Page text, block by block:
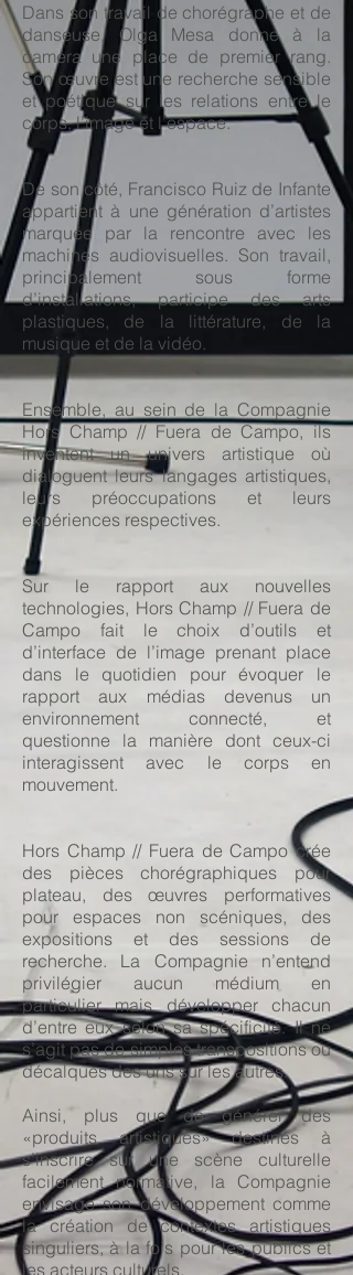
Dans son travail de chorégraphe et de
danseuse, Olga Mesa donne à la
caméra une place de premier rang.
Son œuvre est une recherche sensible
et poétique sur les relations entre le
corps, l’image et l’espace.
De son côté, Francisco Ruiz de Infante
appartient à une génération d’artistes
marquée par la rencontre avec les
machines audiovisuelles. Son travail,
principalement sous forme
d’installations, participe des arts
plastiques, de la littérature, de la
musique et de la vidéo.
Ensemble, au sein de la Compagnie
Hors Champ // Fuera de Campo, ils
inventent un univers artistique où
dialoguent leurs langages artistiques,
leurs préoccupations et leurs
expériences respectives.
Sur le rapport aux nouvelles
technologies, Hors Champ // Fuera de
Campo fait le choix d’outils et
d’interface de l’image prenant place
dans le quotidien pour évoquer le
rapport aux médias devenus un
environnement connecté, et
questionne la manière dont ceux-ci
interagissent avec le corps en
mouvement.
Hors Champ // Fuera de Campo crée
des pièces chorégraphiques pour
plateau, des œuvres performatives
pour espaces non scéniques, des
expositions et des sessions de
recherche. La Compagnie n’entend
privilégier aucun médium en
particulier mais développer chacun
d’entre eux selon sa spécificité. Il ne
s’agit pas de simples transpositions ou
décalques des uns sur les autres.
Ainsi, plus que de générer des
«produits artistiques» destinés à
s’inscrire sur une scène culturelle
facilement normative, la Compagnie
envisage son développement comme
la création de contextes artistiques
singuliers, à la fois pour les publics et
les acteurs culturels.